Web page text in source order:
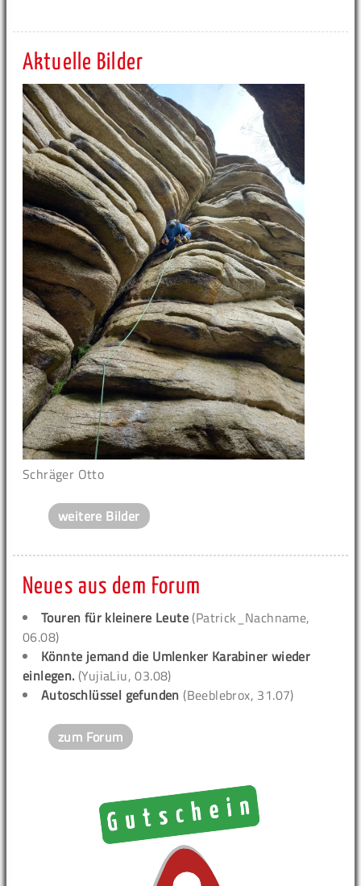
Aktuelle Bilder
Schräger Otto
weitere Bilder
Neues aus dem Forum
Touren für kleinere Leute (Patrick_Nachname,
06.08)
Könnte jemand die Umlenker Karabiner wieder
einlegen. (YujiaLiu, 03.08)
Autoschlüssel gefunden (Beeblebrox, 31.07)
zum Forum